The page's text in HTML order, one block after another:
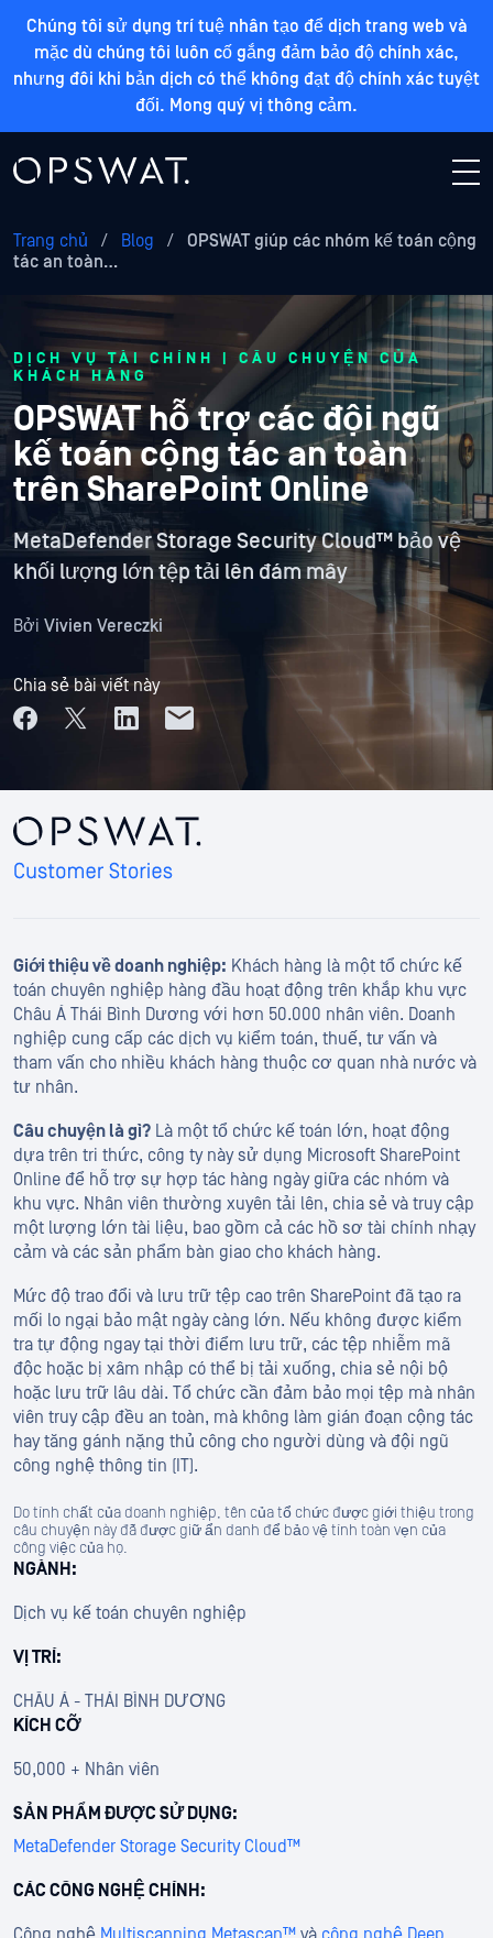
Chúng tôi sử dụng trí tuệ nhân tạo để dịch trang web và
mặc dù chúng tôi luôn cố gắng đảm bảo độ chính xác,
nhưng đôi khi bản dịch có thể không đạt độ chính xác tuyệt
đối. Mong quý vị thông cảm.
Trang chủ / Blog /
OPSWAT giúp các nhóm kế toán cộng
tác an toàn…
DỊCH VỤ TÀI CHÍNH | CÂU CHUYỆN CỦA
KHÁCH HÀNG
OPSWAT hỗ trợ các đội ngũ
kế toán cộng tác an toàn
trên SharePoint Online
MetaDefender Storage Security Cloud™ bảo vệ
khối lượng lớn tệp tải lên đám mây
Bởi Vivien Vereczki
Chia sẻ bài viết này
Giới thiệu về doanh nghiệp: Khách hàng là một tổ chức kế
toán chuyên nghiệp hàng đầu hoạt động trên khắp khu vực
Châu Á Thái Bình Dương với hơn 50.000 nhân viên. Doanh
nghiệp cung cấp các dịch vụ kiểm toán, thuế, tư vấn và
tham vấn cho nhiều khách hàng thuộc cơ quan nhà nước và
tư nhân.
Câu chuyện là gì? Là một tổ chức kế toán lớn, hoạt động
dựa trên tri thức, công ty này sử dụng Microsoft SharePoint
Online để hỗ trợ sự hợp tác hàng ngày giữa các nhóm và
khu vực. Nhân viên thường xuyên tải lên, chia sẻ và truy cập
một lượng lớn tài liệu, bao gồm cả các hồ sơ tài chính nhạy
cảm và các sản phẩm bàn giao cho khách hàng.
Mức độ trao đổi và lưu trữ tệp cao trên SharePoint đã tạo ra
mối lo ngại bảo mật ngày càng lớn. Nếu không được kiểm
tra tự động ngay tại thời điểm lưu trữ, các tệp nhiễm mã
độc hoặc bị xâm nhập có thể bị tải xuống, chia sẻ nội bộ
hoặc lưu trữ lâu dài. Tổ chức cần đảm bảo mọi tệp mà nhân
viên truy cập đều an toàn, mà không làm gián đoạn cộng tác
hay tăng gánh nặng thủ công cho người dùng và đội ngũ
công nghệ thông tin (IT).
Do tính chất của doanh nghiệp, tên của tổ chức được giới thiệu trong
câu chuyện này đã được giữ ẩn danh để bảo vệ tính toàn vẹn của
công việc của họ.
NGÀNH:
Dịch vụ kế toán chuyên nghiệp
VỊ TRÍ:
CHÂU Á - THÁI BÌNH DƯƠNG
KÍCH CỠ
50,000 + Nhân viên
SẢN PHẨM ĐƯỢC SỬ DỤNG:
MetaDefender Storage Security Cloud™
CÁC CÔNG NGHỆ CHÍNH: